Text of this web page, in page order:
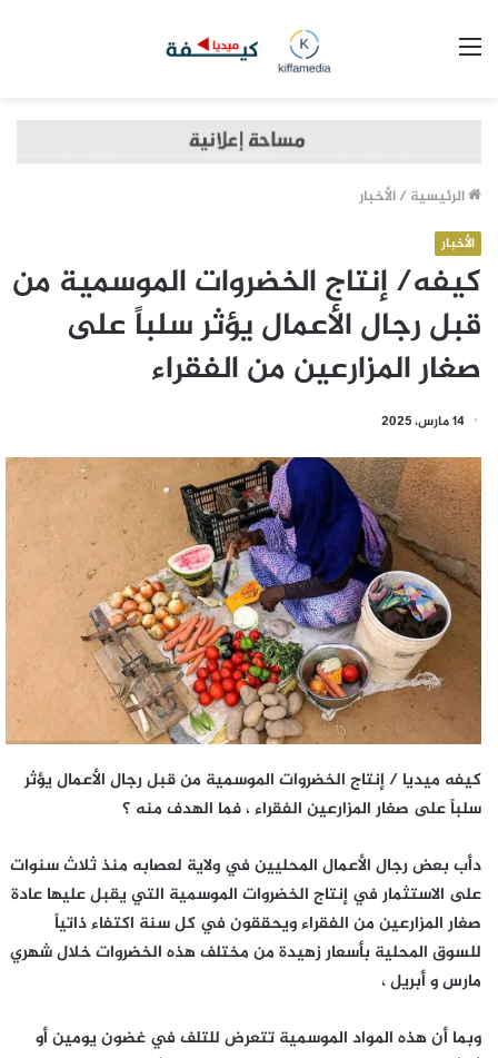
الرئيسية /الأخبار
الأخبار
كيفه/ إنتاج الخضروات الموسمية من
قبل رجال الأعمال يؤثر سلباً على
صغار المزارعين من الفقراء
14 مارس، 2025
كيفه ميديا / إنتاج الخضروات الموسمية من قبل رجال الأعمال يؤثر
سلباً على صغار المزارعين الفقراء ، فما الهدف منه ؟
دأب بعض رجال الأعمال المحليين في ولاية لعصابه منذ ثلاث سنوات
على الاستثمار في إنتاج الخضروات الموسمية التي يقبل عليها عادة
صغار المزارعين من الفقراء ويحققون في كل سنة اكتفاء ذاتياً
للسوق المحلية بأسعار زهيدة من مختلف هذه الخضروات خلال شهري
مارس و أبريل ،
وبما أن هذه المواد الموسمية تتعرض للتلف في غضون يومين أو